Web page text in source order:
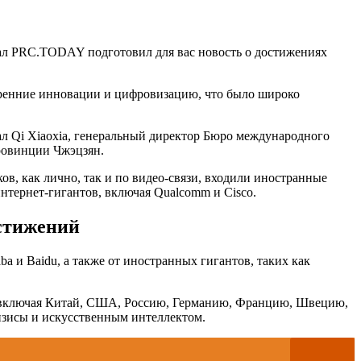
PRC.TODAY подготовил для вас новость о достижениях
инновации и цифровизацию, что было широко
Qi Xiaoxia, генеральный директор Бюро международного
Чжэцзян.
как лично, так и по видео-связи, входили иностранные
гигантов, включая Qualcomm и Cisco.
и Baidu, а также от иностранных гигантов, таких как
включая Китай, США, Россию, Германию, Францию, Швецию,
и искусственным интеллектом.